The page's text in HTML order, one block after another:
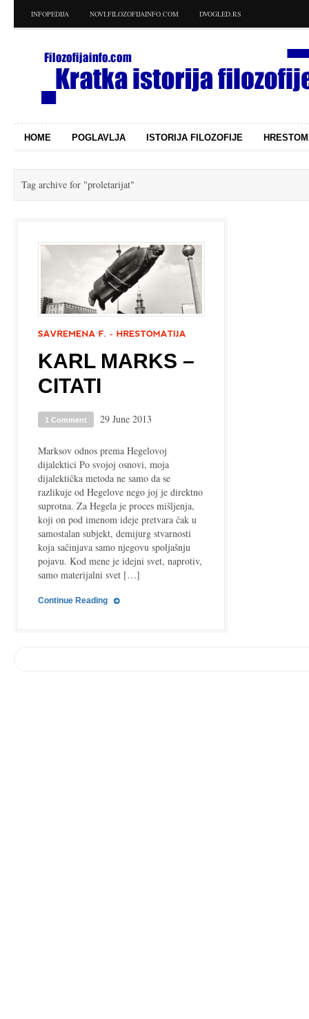
INFOPEDIJA NOVI.FILOZOFIJAINFO.COM DVOGLED.RS
HOME POGLAVLJA ISTORIJA FILOZOFIJE
Tag archive for "proletarijat"
KARL MARKS –
CITATI
1 Comment 29 June 2013
Marksov odnos prema Hegelovoj
dijalektici Po svojoj osnovi, moja
dijalektička metoda ne samo da se
razlikuje od Hegelove nego joj je direktno
suprotna. Za Hegela je proces mišljenja,
koji on pod imenom ideje pretvara čak u
samostalan subjekt, demijurg stvarnosti
koja sačinjava samo njegovu spoljašnju
pojavu. Kod mene je idejni svet, naprotiv,
samo materijalni svet […]
Continue Reading